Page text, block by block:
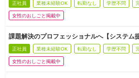
正社員 業種未経験OK 転勤なし 学歴不問
女性のおしごと掲載中
課題解決のプロフェッショナルへ【システム
正社員 業種未経験OK 転勤なし 学歴不問
女性のおしごと掲載中